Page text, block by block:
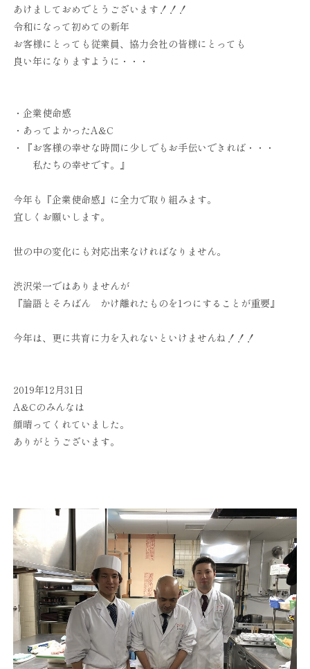
あけましておめでとうございます！！！
令和になって初めての新年
お客様にとっても従業員、協力会社の皆様にとっても
良い年になりますように・・・
・企業使命感
・あってよかったA&C
・『お客様の幸せな時間に少しでもお手伝いできれば・・・
私たちの幸せです。』
今年も『企業使命感』に全力で取り組みます。
宜しくお願いします。
世の中の変化にも対応出来なければなりません。
渋沢栄一ではありませんが
『論語とそろばん かけ離れたものを1つにすることが重要』
今年は、更に共育に力を入れないといけませんね！！！
2019年12月31日
A&Cのみんなは
顔晴ってくれていました。
ありがとうございます。